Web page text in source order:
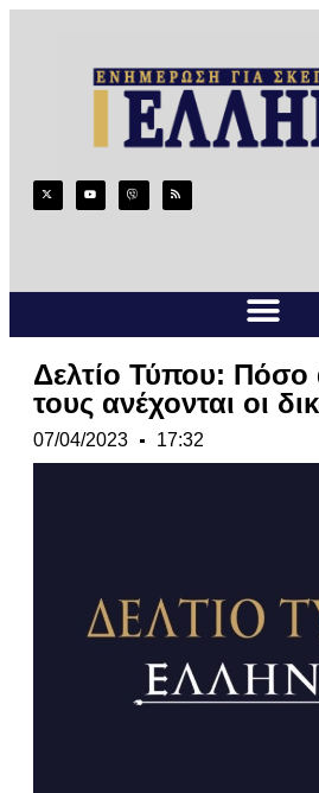
Δελτίο Τύπου: Πόσο
τους ανέχονται οι
07/04/2023 17:32